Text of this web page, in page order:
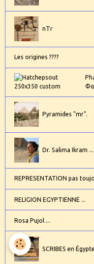
nTr
Les origines ????
Pyramides "mr".
Dr. Salima Ikram ...
REPRESENTATION pas
RELIGION EGYPTIENNE ...
Rosa Pujol ...
SCRIBES en